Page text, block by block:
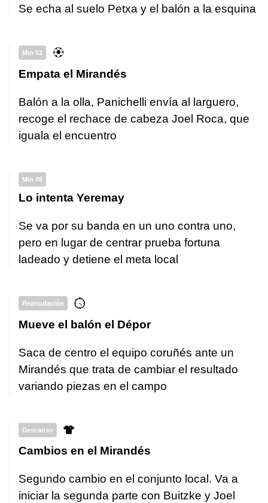
Se echa al suelo Petxa y el balón a la esquina
Min 52
Empata el Mirandés
Balón a la olla, Panichelli envía al larguero,
recoge el rechace de cabeza Joel Roca, que
iguala el encuentro
Min 49
Lo intenta Yeremay
Se va por su banda en un uno contra uno,
pero en lugar de centrar prueba fortuna
ladeado y detiene el meta local
Reanudación
Mueve el balón el Dépor
Saca de centro el equipo coruñés ante un
Mirandés que trata de cambiar el resultado
variando piezas en el campo
Descanso
Cambios en el Mirandés
Segundo cambio en el conjunto local. Va a
iniciar la segunda parte con Buitzke y Joel